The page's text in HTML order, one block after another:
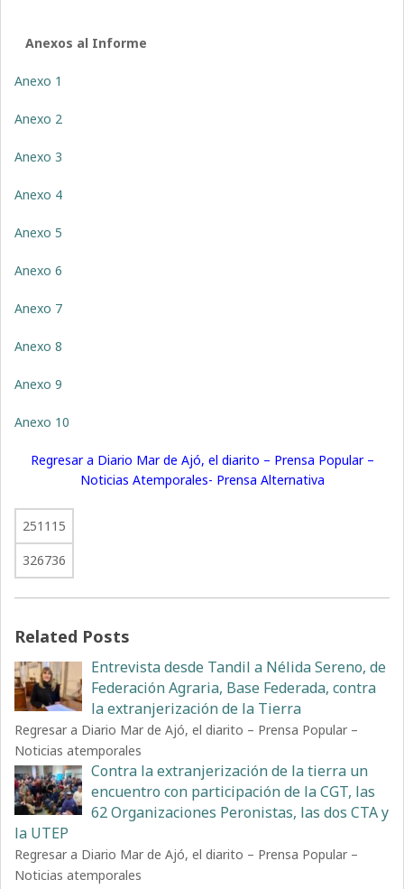
Anexos al Informe
Anexo 1
Anexo 2
Anexo 3
Anexo 4
Anexo 5
Anexo 6
Anexo 7
Anexo 8
Anexo 9
Anexo 10
Regresar a Diario Mar de Ajó, el diarito – Prensa Popular –
Noticias Atemporales- Prensa Alternativa
251115
326736
Related Posts
Entrevista desde Tandil a Nélida Sereno, de
Federación Agraria, Base Federada, contra
la extranjerización de la Tierra
Regresar a Diario Mar de Ajó, el diarito – Prensa Popular –
Noticias atemporales
Contra la extranjerización de la tierra un
encuentro con participación de la CGT, las
62 Organizaciones Peronistas, las dos CTA y
la UTEP
Regresar a Diario Mar de Ajó, el diarito – Prensa Popular –
Noticias atemporales